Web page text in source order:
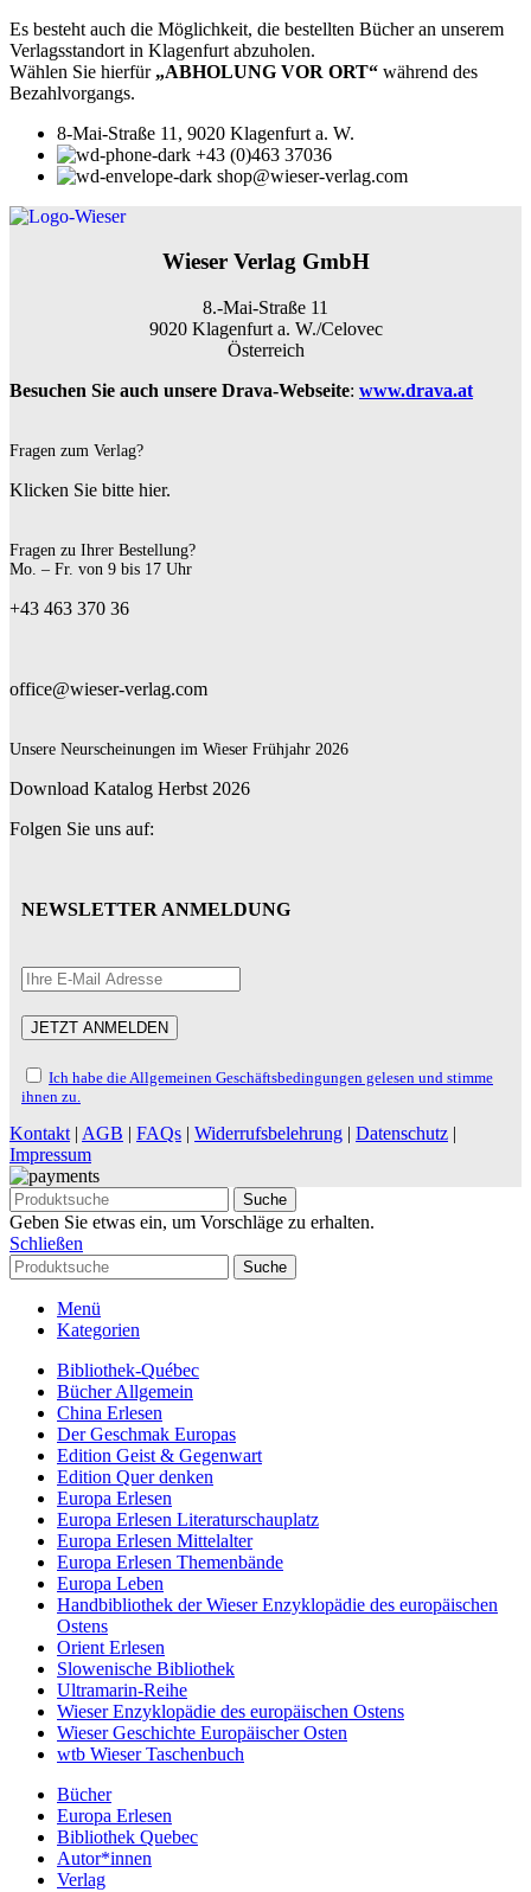
Es besteht auch die Möglichkeit, die bestellten Bücher an unserem
Verlagsstandort in Klagenfurt abzuholen.
Wählen Sie hierfür „ABHOLUNG VOR ORT“ während des
Bezahlvorgangs.
8-Mai-Straße 11, 9020 Klagenfurt a. W.
+43 (0)463 37036
shop@wieser-verlag.com
Wieser Verlag GmbH
8.-Mai-Straße 11
9020 Klagenfurt a. W./Celovec
Österreich
Besuchen Sie auch unsere Drava-Webseite: www.drava.at
Fragen zum Verlag?
Klicken Sie bitte hier.
Fragen zu Ihrer Bestellung?
Mo. – Fr. von 9 bis 17 Uhr
+43 463 370 36
office@wieser-verlag.com
Unsere Neurscheinungen im Wieser Frühjahr 2026
Download Katalog Herbst 2026
Folgen Sie uns auf:
NEWSLETTER ANMELDUNG
Ich habe die Allgemeinen Geschäftsbedingungen gelesen und stimme
ihnen zu.
Kontakt | AGB | FAQs | Widerrufsbelehrung | Datenschutz |
Impressum
Suche
Geben Sie etwas ein, um Vorschläge zu erhalten.
Schließen
Suche
Menü
Kategorien
Bibliothek-Québec
Bücher Allgemein
China Erlesen
Der Geschmak Europas
Edition Geist & Gegenwart
Edition Quer denken
Europa Erlesen
Europa Erlesen Literaturschauplatz
Europa Erlesen Mittelalter
Europa Erlesen Themenbände
Europa Leben
Handbibliothek der Wieser Enzyklopädie des europäischen
Ostens
Orient Erlesen
Slowenische Bibliothek
Ultramarin-Reihe
Wieser Enzyklopädie des europäischen Ostens
Wieser Geschichte Europäischer Osten
wtb Wieser Taschenbuch
Bücher
Europa Erlesen
Bibliothek Quebec
Autor*innen
Verlag